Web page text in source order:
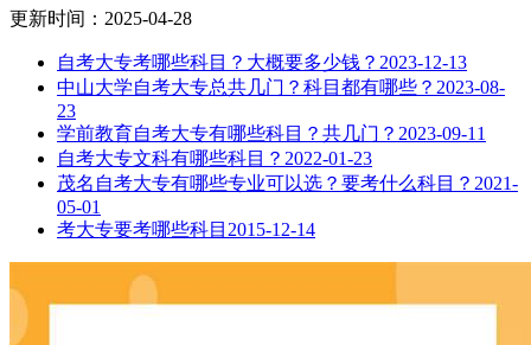
更新时间：2025-04-28
自考大专考哪些科目？大概要多少钱？ 2023-12-13
中山大学自考大专总共几门？科目都有哪些？ 2023-08-
23
学前教育自考大专有哪些科目？共几门？ 2023-09-11
自考大专文科有哪些科目？ 2022-01-23
茂名自考大专有哪些专业可以选？要考什么科目？ 2021-
05-01
考大专要考哪些科目 2015-12-14